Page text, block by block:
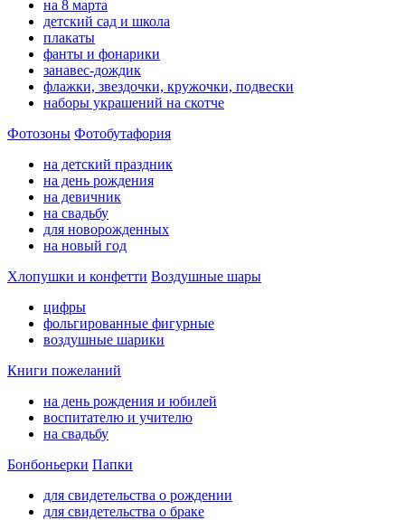
на 8 марта
детский сад и школа
плакаты
фанты и фонарики
занавес-дождик
флажки, звездочки, кружочки, подвески
наборы украшений на скотче
Фотозоны Фотобутафория
на детский праздник
на день рождения
на девичник
на свадьбу
для новорожденных
на новый год
Хлопушки и конфетти Воздушные шары
цифры
фольгированные фигурные
воздушные шарики
Книги пожеланий
на день рождения и юбилей
воспитателю и учителю
на свадьбу
Бонбоньерки Папки
для свидетельства о рождении
для свидетельства о браке